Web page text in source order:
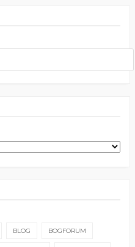
BLOG BOGFORUM